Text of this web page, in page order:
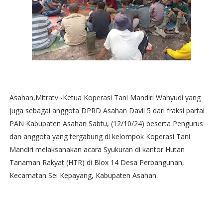
Asahan,Mitratv -Ketua Koperasi Tani Mandiri Wahyudi yang
juga sebagai anggota DPRD Asahan Davil 5 dari fraksi partai
PAN Kabupaten Asahan Sabtu, (12/10/24) beserta Pengurus
dan anggota yang tergabung di kelompok Koperasi Tani
Mandiri melaksanakan acara Syukuran di kantor Hutan
Tanaman Rakyat (HTR) di Blox 14 Desa Perbangunan,
Kecamatan Sei Kepayang, Kabupaten Asahan.